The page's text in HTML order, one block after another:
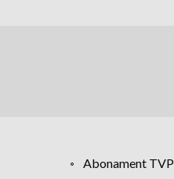
Abonament TVP